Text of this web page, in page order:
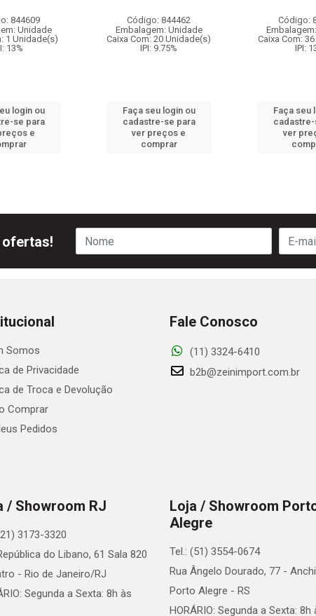
844609
Unidade
1 Unidade(s)
13%
login ou
se para
e
Código: 844462
Embalagem: Unidade
Caixa Com: 20 Unidade(s)
IPI: 9.75%
Faça seu login ou
cadastre-se para
ver preços e
comprar
Código:
Caixa Com:
IPI:
Faça seu
ver
Somos
de Privacidade
de Troca e Devolução
Comprar
Pedidos
Fale Conosco
(11) 3324-6410
b2b@zeinimport.com.br
/ Showroom RJ
3173-3320
do Libano, 61 Sala 820
- Rio de Janeiro/RJ
Segunda a Sexta: 8h às
Loja / Showroom
Alegre
Tel.: (51) 3554-0674
Rua Ângelo Dourado, 77 -
Porto Alegre - RS
HORÁRIO: Segunda a Sexta: 8h